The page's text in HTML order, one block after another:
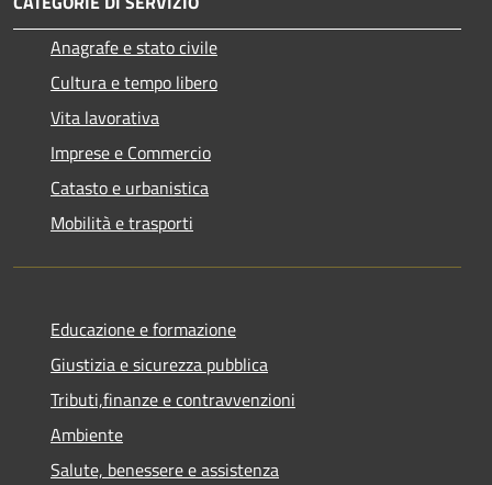
Anagrafe e stato civile
Cultura e tempo libero
Vita lavorativa
Imprese e Commercio
Catasto e urbanistica
Mobilità e trasporti
Educazione e formazione
Giustizia e sicurezza pubblica
Tributi,finanze e contravvenzioni
Ambiente
Salute, benessere e assistenza